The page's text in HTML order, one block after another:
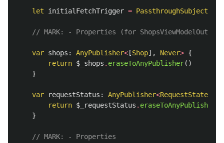
let initialFetchTrigger = PassthroughSubject
// MARK: - Properties (for
var shops : AnyPublisher< [Shop], Never> {
return $_shops . eraseToAnyPublisher()
}
var requestStatus : AnyPublisher<RequestState
return $_requestStatus . eraseToAnyPublisher
}
// MARK: - Properties